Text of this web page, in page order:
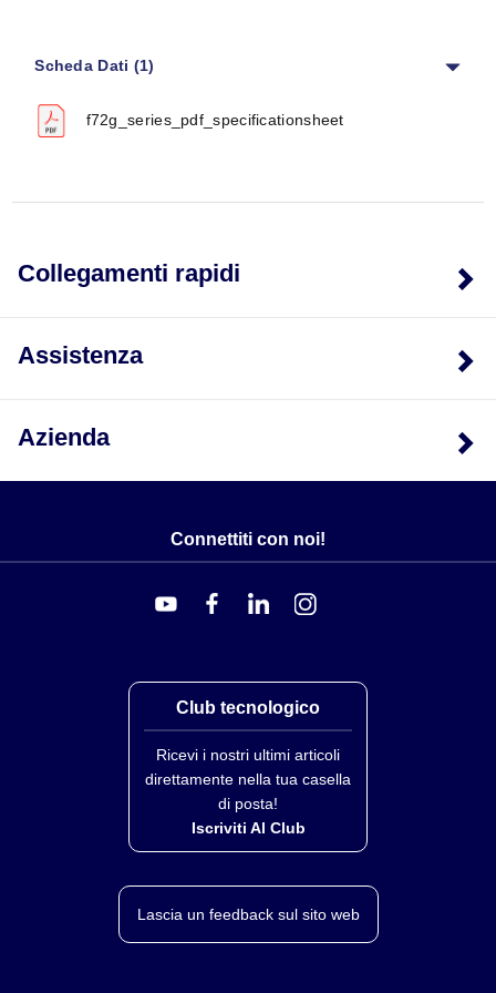
minuti.
SPECIFICHE
Pressione di esercizio:
Coppa metallica:17 bar (250 psig)
Temperatura di esercizio*:
Coppa metallica:
Coppa trasparente:
Lente indicatore di livello: Nylon trasparente
Coppa trasparente:Policarbonato
Trasparente con protezione:Policarbonato,
Coppa metallica:Alluminio
Coppa metallica liquido
Lente indicatore di livello:Nylon trasparente
Polipropilene sinterizzato
Scheda Dati (1)
f72g_series_pdf_specificationsheet
Collegamenti rapidi
Assistenza
Azienda
Connettiti con noi!
Club tecnologico
Ricevi i nostri ultimi articoli
direttamente nella tua casella
di posta!
Iscriviti Al Club
Lascia un feedback sul sito web